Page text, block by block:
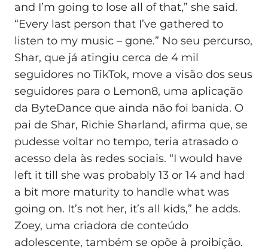
and I’m going to lose all of that,” she said.
“Every last person that I’ve gathered to
listen to my music – gone.” No seu percurso,
Shar, que já atingiu cerca de 4 mil
seguidores no TikTok, move a visão dos seus
seguidores para o Lemon8, uma aplicação
da ByteDance que ainda não foi banida. O
pai de Shar, Richie Sharland, afirma que, se
pudesse voltar no tempo, teria atrasado o
acesso dela às redes sociais. “I would have
left it till she was probably 13 or 14 and had
a bit more maturity to handle what was
going on. It’s not her, it’s all kids,” he adds.
Zoey, uma criadora de conteúdo
adolescente, também se opõe à proibição.